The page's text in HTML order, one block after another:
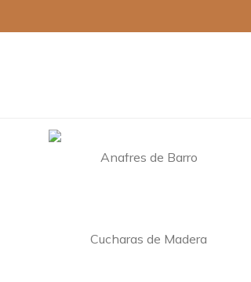
Anafres de Barro
Cucharas de Madera